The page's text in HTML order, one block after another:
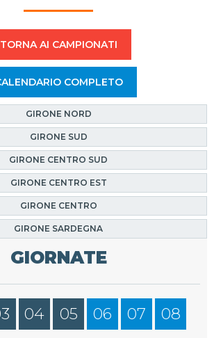
TORNA AI CAMPIONATI
COMPLETO
GIRONE NORD
GIRONE SUD
GIRONE CENTRO SUD
GIRONE CENTRO EST
GIRONE CENTRO
GIRONE SARDEGNA
GIORNATE
04 05 06 07
08